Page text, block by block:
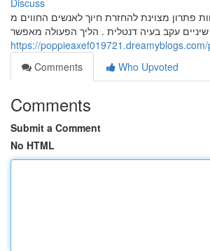
Discuss
פתרון מצוינת להחזרת חיוך לאנשים החווים מ
עקב בעיה דנטלית . הליך הפעולה מאפשר
https://
Comments
Who Upvoted
Comments
Submit a Comment
No HTML